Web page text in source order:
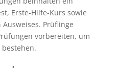
Erste-Hilfe-Kurs sowie
Prüflinge
vorbereiten, um